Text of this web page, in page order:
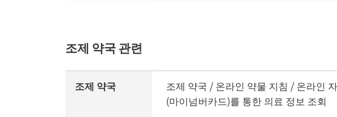
조제 약국 관련
조제 약국
조제 약국 / 온라인 약물 지침 / 온라인
(마이넘버카드)를 통한 의료 정보 조회